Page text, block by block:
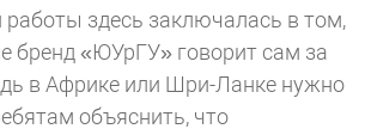
здесь заключалась в том,
бренд «ЮУрГУ» говорит сам за
в Африке или Шри-Ланке нужно
объяснить, что